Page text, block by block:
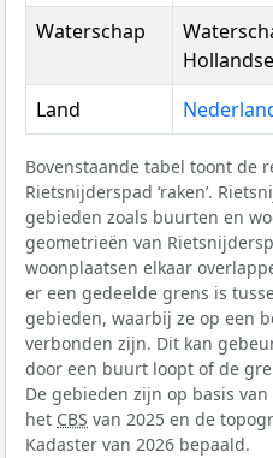
Waterschap
Land
Bovenstaande tabel toont de
Rietsnijderspad ‘raken’.
gebieden zoals buurten en
geometrieën van
woonplaatsen elkaar
er een gedeelde grens is
gebieden, waarbij ze op een
verbonden zijn. Dit kan
door een buurt loopt of de
De gebieden zijn op basis
het CBS van 2025 en de
Kadaster van 2026 bepaald.